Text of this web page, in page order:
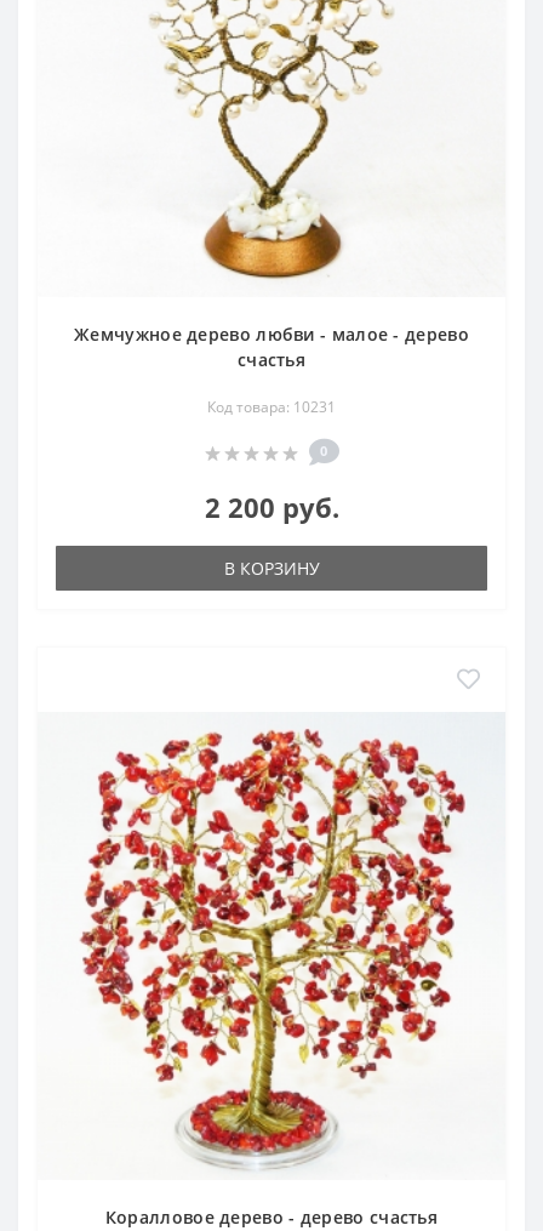
Жемчужное дерево любви - малое - дерево
счастья
Код товара: 10231
0
2 200 руб.
В КОРЗИНУ
Коралловое дерево - дерево счастья